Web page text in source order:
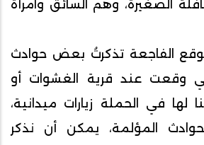
الصغيرة، وهم السائق وامرأة
الفاجعة تذكرتُ بعض حوادث
وقعت عند قرية الغشوات أو
لها في الحملة زيارات ميدانية،
المؤلمة، يمكن أن نذكر